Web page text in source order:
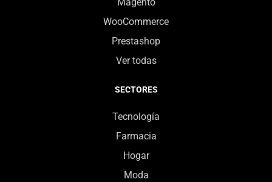
Magento
WooCommerce
Prestashop
Ver todas
SECTORES
Tecnología
Farmacia
Hogar
Moda